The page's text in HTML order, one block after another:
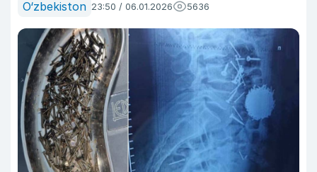
O‘zbekiston 23:50 / 06.01.2026 5636